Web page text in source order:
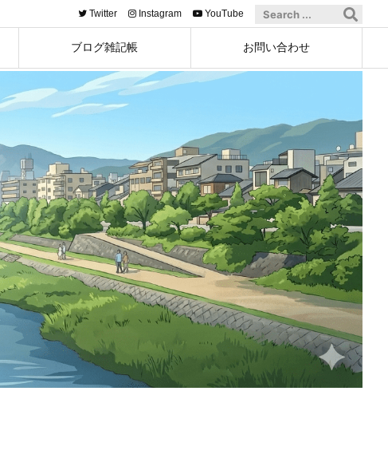
ブログ雑記帳 お問い合わせ
Twitter Instagram YouTube